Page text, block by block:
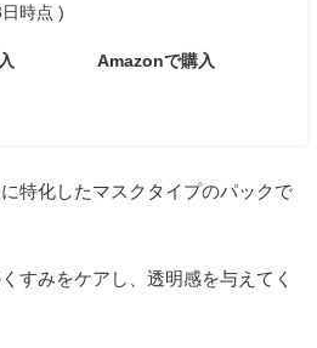
時点 )
Amazonで購入
特化したマスクタイプのパックで
すみをケアし、透明感を与えてく